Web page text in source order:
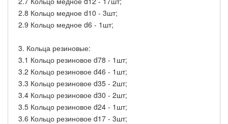
2.8 Кольцо медное d10 - 3шт;
2.9 Кольцо медное d6 - 1шт;
3. Кольца резиновые:
3.1 Кольцо резиновое d78 - 1шт;
3.2 Кольцо резиновое d46 - 1шт;
3.3 Кольцо резиновое d35 - 2шт;
3.4 Кольцо резиновое d30 - 2шт;
3.5 Кольцо резиновое d24 - 1шт;
3.6 Кольцо резиновое d17 - 3шт;